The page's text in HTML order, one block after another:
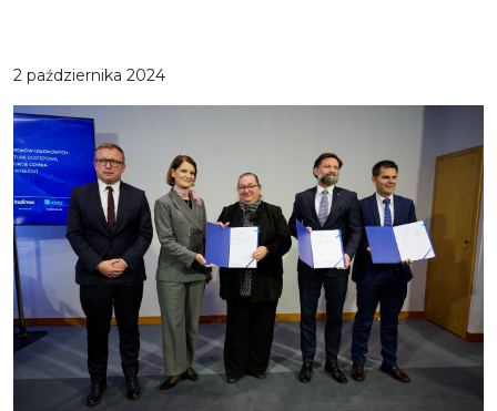
2 października 2024